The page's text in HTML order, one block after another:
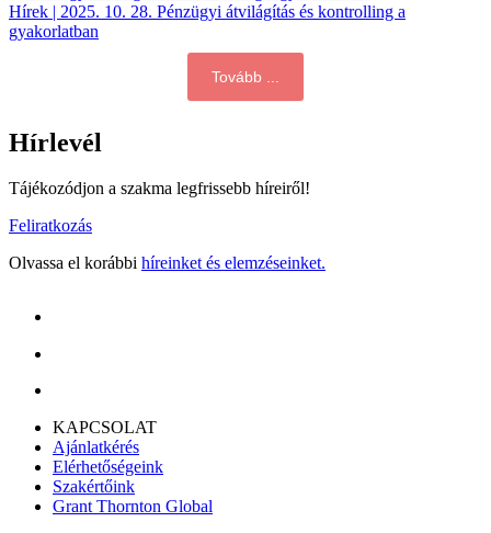
Hírek | 2025. 10. 28. Pénzügyi átvilágítás és kontrolling a
gyakorlatban
Tovább ...
Hírlevél
Tájékozódjon a szakma legfrissebb híreiről!
Feliratkozás
Olvassa el korábbi híreinket és elemzéseinket.
KAPCSOLAT
Ajánlatkérés
Elérhetőségeink
Szakértőink
Grant Thornton Global